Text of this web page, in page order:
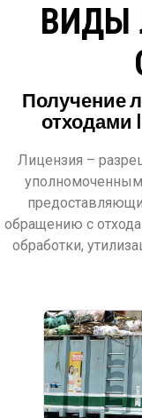
ВИДЫ
Получение
отходами
Лицензия –
уполномоченным
обращению с
обработки,